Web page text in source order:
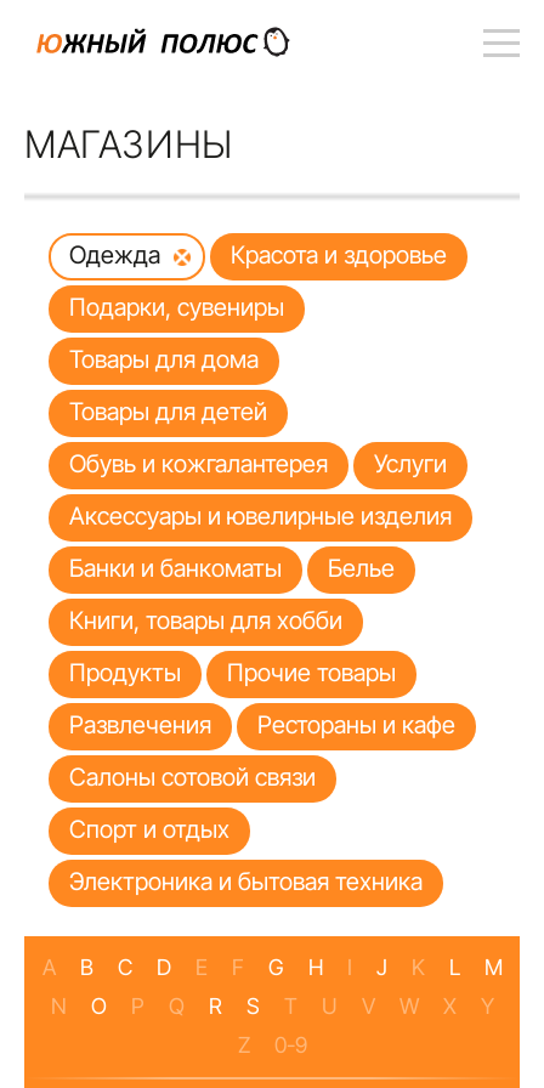
МАГАЗИНЫ
Одежда
Красота и здоровье
Подарки, сувениры
Товары для дома
Товары для детей
Обувь и кожгалантерея
Услуги
Аксессуары и ювелирные изделия
Банки и банкоматы
Белье
Книги, товары для хобби
Продукты
Прочие товары
Развлечения
Рестораны и кафе
Салоны сотовой связи
Спорт и отдых
Электроника и бытовая техника
A B C D E F G H I J K L
M
N
O P Q R S T U V W X
Y
Z
0-9